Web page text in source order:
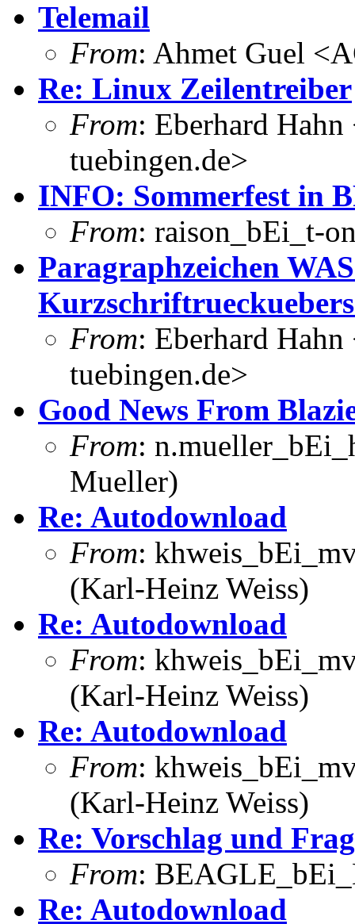
Telemail
From: Ahmet Guel
Re: Linux Zeilentreiber
From: Eberhard
tuebingen.de>
INFO: Sommerfest in
From: raison_bEi_t-
Paragraphzeichen
From: Eberhard
tuebingen.de>
Good News From
From:
Mueller)
Re: Autodownload
From:
(Karl-Heinz Weiss)
Re: Autodownload
From:
(Karl-Heinz Weiss)
Re: Autodownload
From:
(Karl-Heinz Weiss)
Re: Vorschlag und
From:
Re: Autodownload